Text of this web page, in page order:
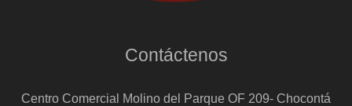
Contáctenos
Centro Comercial Molino del Parque OF 209- Chocontá